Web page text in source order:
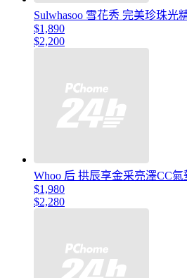
Sulwhasoo 雪花秀 完美珍珠光
$1,890
$2,200
Whoo 后 拱辰享金采亮澤CC氣
$1,980
$2,280